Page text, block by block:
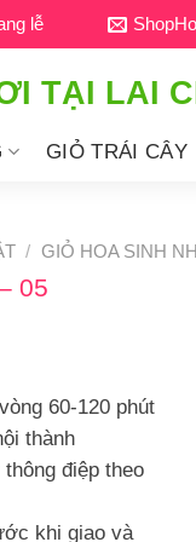
lễ
TẠI LAI
GIỎ TRÁI CÂY
/ GIỎ HOA SINH
05
60-120 phút
thành
điệp theo
khi giao và